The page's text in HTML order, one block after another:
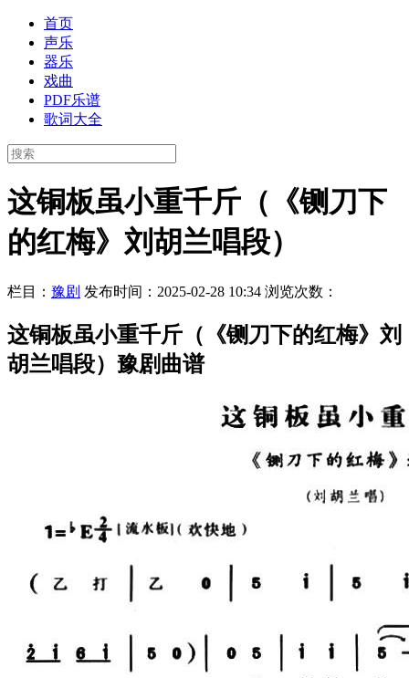
首页
声乐
器乐
戏曲
PDF乐谱
歌词大全
这铜板虽小重千斤（《铡刀下
的红梅》刘胡兰唱段）
栏目： 豫剧 发布时间：2025-02-28 10:34 浏览次数：
这铜板虽小重千斤（《铡刀下的红梅》刘
胡兰唱段）豫剧曲谱